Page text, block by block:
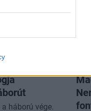
pozíciójába
háború vége.